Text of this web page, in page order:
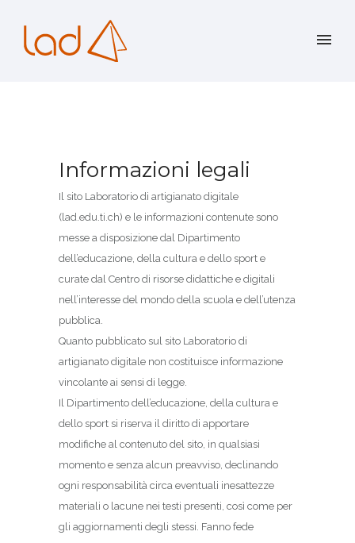
Informazioni legali
Il sito Laboratorio di artigianato digitale
(lad.edu.ti.ch) e le informazioni contenute sono
messe a disposizione dal Dipartimento
dell’educazione, della cultura e dello sport e
curate dal Centro di risorse didattiche e digitali
nell’interesse del mondo della scuola e dell’utenza
pubblica.
Quanto pubblicato sul sito Laboratorio di
artigianato digitale non costituisce informazione
vincolante ai sensi di legge.
Il Dipartimento dell’educazione, della cultura e
dello sport si riserva il diritto di apportare
modifiche al contenuto del sito, in qualsiasi
momento e senza alcun preavviso, declinando
ogni responsabilità circa eventuali inesattezze
materiali o lacune nei testi presenti, così come per
gli aggiornamenti degli stessi. Fanno fede